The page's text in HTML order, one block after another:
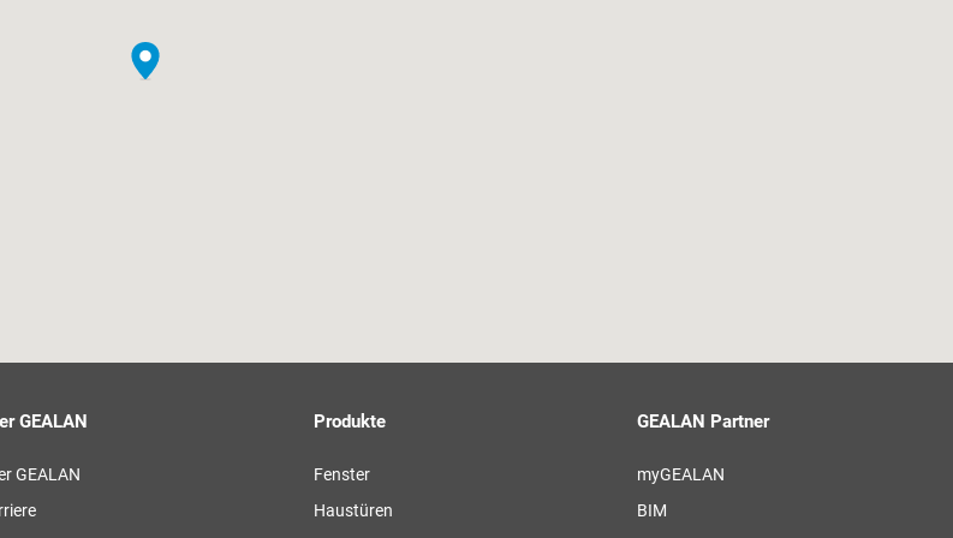
GEALAN
GEALAN
Produkte
Fenster
Haustüren
GEALAN Partner
myGEALAN
BIM